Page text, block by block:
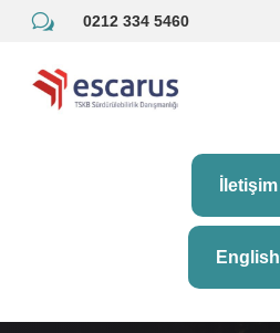
w 0212 334 5460
İletişim
English